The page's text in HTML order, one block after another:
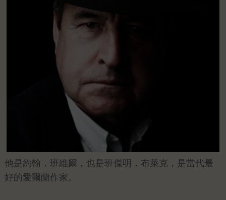
他是約翰．班維爾，也是班傑明．布萊克，是當代最
好的愛爾蘭作家。